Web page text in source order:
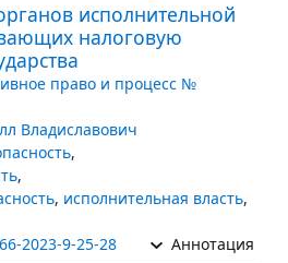
исполнительной
налоговую
право и процесс №
Владиславович
,
,
, исполнительная власть,
2023-9-25-28 Аннотация